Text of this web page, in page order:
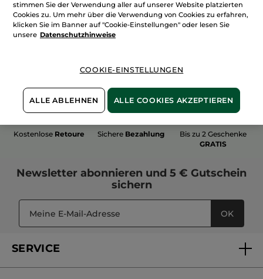
Mehr entdecken
Kostenlose Retoure Sichere Bezahlung
Bis zu 2 Geschenke
GRATIS
Newsletter abonnieren und 5 € Gutschein
sichern
OK
SERVICE
stimmen Sie der Verwendung aller auf unserer Website platzierten
Cookies zu. Um mehr über die Verwendung von Cookies zu erfahren,
klicken Sie im Banner auf "Cookie-Einstellungen" oder lesen Sie
unsere Datenschutzhinweise
COOKIE-EINSTELLUNGEN
ALLE ABLEHNEN ALLE COOKIES AKZEPTIEREN